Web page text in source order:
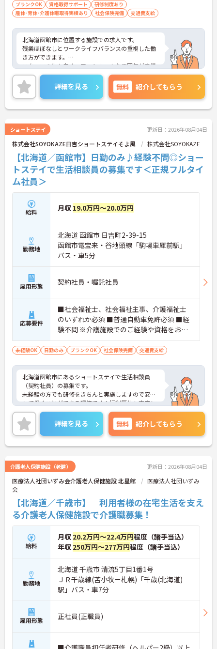
ブランクOK
資格取得サポート
研修制度あり
産休･育休･介護休暇取得実績あり
社会保険完備 交通費支給
北海道函館市に位置する施設での求人です。
残業ほぼなしとワークライフバランスの重視した働
き方ができます。
スタッフの仲も良く、アットホームな雰囲気が自慢
です。
ご興味ある方には、面接対策ポイントなど、詳細を
お話しいたしますのでお気軽にご相談ください。
詳細を見る 無料 紹介してもらう
ショートステイ 更新日：2026年08月04日
株式会社SOYOKAZE日吉ショートステイそよ風 株式会社SOYOKAZE
【北海道／函館市】日勤のみ♪経験不問◎ショー
トステイで生活相談員の募集です＜正規フルタイ
ム社員＞
給料 月収 19.0万円～20.0万円
勤務地
北海道 函館市 日吉町2-39-15
函館市電宝来・谷地頭線「駒場車庫前駅」
バス・車5分
雇用形態 契約社員・嘱託社員
応募要件
■社会福祉士、社会福祉主事、介護福祉士
のいずれか必須 ■普通自動車免許必須 ■経
験不問 ※介護施設でのご経験や資格をお持
ちであれば尚可
未経験OK 日勤のみ ブランクOK 社会保険完備 交通費支給
北海道函館市にあるショートステイで生活相談員
（契約社員）の募集です。
未経験の方でも研修をきちんと実施しますので安心
して働くことができる環境です！福利厚生も充実し
ている点が嬉しいポイントです◎
こちらの求人にご興味がございましたら面接のポイ
ントもお伝えしますので是非ご応募お待ちしており
ます。
詳細を見る 無料 紹介してもらう
介護老人保健施設（老健） 更新日：2026年08月04日
医療法人社団いずみ会介護老人保健施設 北星館
医療法人社団いずみ
会
【北海道／千歳市】 利用者様の在宅生活を支え
る介護老人保健施設で介護職募集！
給料
月収 20.2万円～22.4万円程度（諸手当込）
年収 250万円～277万円程度（諸手当込）
勤務地
北海道 千歳市 清流5丁目1番1号
ＪＲ千歳線(苫小牧－札幌)「千歳(北海道)
駅」バス・車7分
雇用形態 正社員(正職員)